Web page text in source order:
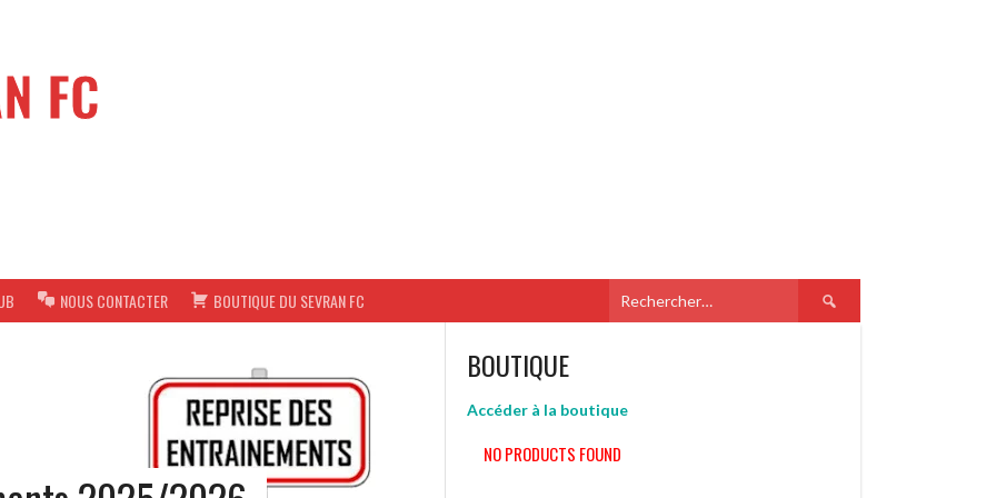
FC
NOUS CONTACTER BOUTIQUE DU SEVRAN FC Rechercher :
BOUTIQUE
Accéder à la boutique
NO PRODUCTS FOUND